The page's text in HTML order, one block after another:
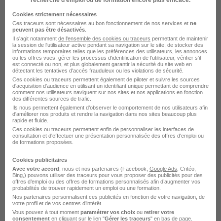
Auxiliaire Petite Enfance H/F
Lapinouland
Paris 16e - 75 CDI 1 800 - 1 900 € / mois
Voir l’offre
il y a 23 jours
Agent Auprès d'Enfants en Crèches
Départementales H/F
Département du Val de Marne
Cookies strictement nécessaires
Ces traceurs sont nécessaires au bon fonctionnement de nos services et ne
peuvent pas être désactivés
Il s'agit notamment de l'ensemble des cookies ou traceurs permettant de maintenir
la session de l'utilisateur active pendant sa navigation sur le site, de stocker des
informations temporaires telles que les préférences des utilisateurs, les annonces
ou les offres vues, gérer les processus d'identification de l'utilisateur, vérifier s'il
est connecté ou non, et plus globalement garantir la sécurité du site web en
détectant les tentatives d'accès frauduleux ou les violations de sécurité.
Ces cookies ou traceurs permettent également de piloter et suivre les sources
d'acquisition d'audience en utilisant un identifiant unique permettant de comprendre
comment nos utilisateurs naviguent sur nos sites et nos applications en fonction
des différentes sources de trafic.
Ils nous permettent également d’observer le comportement de nos utilisateurs afin
d'améliorer nos produits et rendre la navigation dans nos sites beaucoup plus
rapide et fluide.
Ces cookies ou traceurs permettent enfin de personnaliser les interfaces de
consultation et d'effectuer une présentation personnalisée des offres d'emploi ou
de formations proposées.
Cookies publicitaires
Avec votre accord , nous et nos partenaires (Facebook, Google Ads , Critéo,
Bing,) pouvons utiliser des traceurs pour vous proposer des publicités pour des
offres d’emploi ou des offres de formations personnalisés afin d’augmenter vos
probabilités de trouver rapidement un emploi ou une formation.
Nos partenaires personnalisent ces publicités en fonction de votre navigation, de
votre profil et de vos centres d’intérêt.
Vous pouvez à tout moment paramétrer vos choix ou retirer votre
consentement en cliquant sur le lien "Gérer les traceurs" en bas de page.